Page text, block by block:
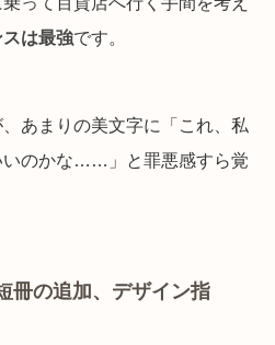
は最強です。
あまりの美文字に「これ、私
いのかな……」と罪悪感すら覚
冊の追加、デザイン指